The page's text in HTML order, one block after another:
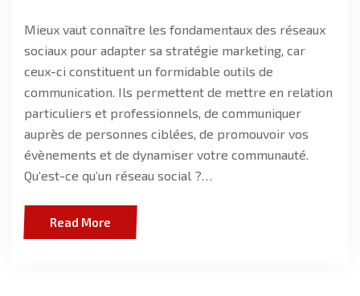
Mieux vaut connaître les fondamentaux des réseaux
sociaux pour adapter sa stratégie marketing, car
ceux-ci constituent un formidable outils de
communication. Ils permettent de mettre en relation
particuliers et professionnels, de communiquer
auprès de personnes ciblées, de promouvoir vos
évènements et de dynamiser votre communauté.
Qu’est-ce qu’un réseau social ?…
Read More